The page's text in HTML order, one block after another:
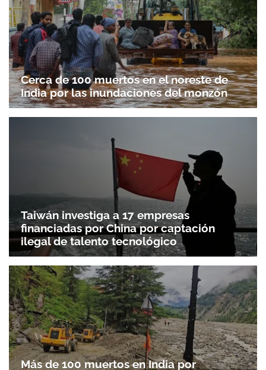
Cerca de 100 muertos en el noreste de
India por las inundaciones del monzón
Taiwán investiga a 17 empresas
financiadas por China por captación
ilegal de talento tecnológico
Más de 100 muertos en India por